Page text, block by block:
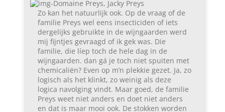
Zo kan het natuurlijk ook. Op de vraag of de
familie Preys wel eens insecticiden of iets
dergelijks gebruikte in de wijngaarden werd
mij fijntjes gevraagd of ik gek was. Die
familie, die líep toch de hele dag in de
wijngaarden. dan gá je toch niet spuiten met
chemicaliën? Even op m’n plekkie gezet. Ja, zo
logisch als het klinkt, zo weinig als deze
logica navolging vindt. Maar goed, de familie
Preys weet niet anders en doet niet anders
en dat is maar mooi ook. De stokken worden